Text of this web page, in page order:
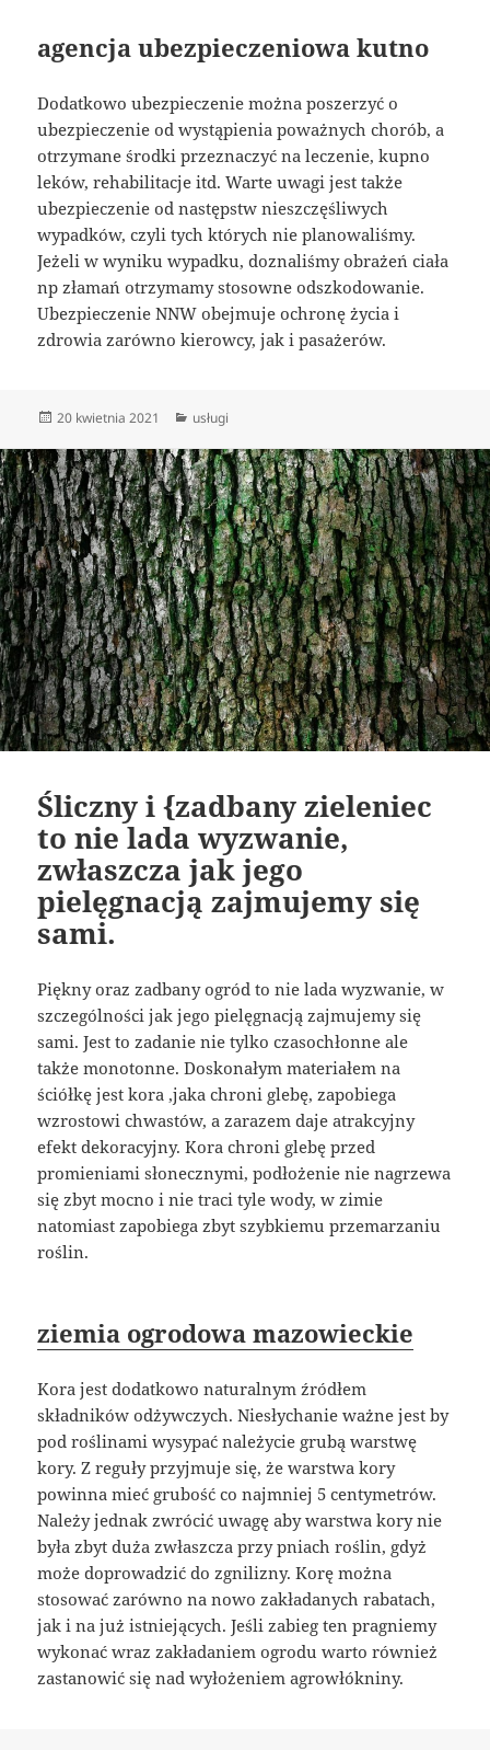
agencja ubezpieczeniowa kutno
Dodatkowo ubezpieczenie można poszerzyć o
ubezpieczenie od wystąpienia poważnych chorób, a
otrzymane środki przeznaczyć na leczenie, kupno
leków, rehabilitacje itd. Warte uwagi jest także
ubezpieczenie od następstw nieszczęśliwych
wypadków, czyli tych których nie planowaliśmy.
Jeżeli w wyniku wypadku, doznaliśmy obrażeń ciała
np złamań otrzymamy stosowne odszkodowanie.
Ubezpieczenie NNW obejmuje ochronę życia i
zdrowia zarówno kierowcy, jak i pasażerów.
Data
20 kwietnia 2021 Kategorie
usługi
Śliczny i {zadbany zieleniec
to nie lada wyzwanie,
zwłaszcza jak jego
pielęgnacją zajmujemy się
sami.
Piękny oraz zadbany ogród to nie lada wyzwanie, w
szczególności jak jego pielęgnacją zajmujemy się
sami. Jest to zadanie nie tylko czasochłonne ale
także monotonne. Doskonałym materiałem na
ściółkę jest kora ,jaka chroni glebę, zapobiega
wzrostowi chwastów, a zarazem daje atrakcyjny
efekt dekoracyjny. Kora chroni glebę przed
promieniami słonecznymi, podłożenie nie nagrzewa
się zbyt mocno i nie traci tyle wody, w zimie
natomiast zapobiega zbyt szybkiemu przemarzaniu
roślin.
ziemia ogrodowa mazowieckie
Kora jest dodatkowo naturalnym źródłem
składników odżywczych. Niesłychanie ważne jest by
pod roślinami wysypać należycie grubą warstwę
kory. Z reguły przyjmuje się, że warstwa kory
powinna mieć grubość co najmniej 5 centymetrów.
Należy jednak zwrócić uwagę aby warstwa kory nie
była zbyt duża zwłaszcza przy pniach roślin, gdyż
może doprowadzić do zgnilizny. Korę można
stosować zarówno na nowo zakładanych rabatach,
jak i na już istniejących. Jeśli zabieg ten pragniemy
wykonać wraz zakładaniem ogrodu warto również
zastanowić się nad wyłożeniem agrowłókniny.